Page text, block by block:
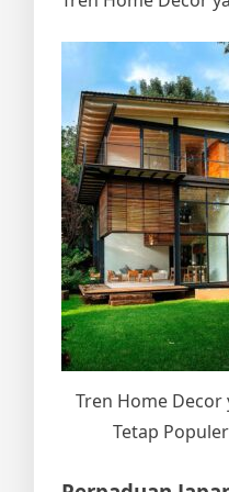
Tren Home Decor
Tetap Populer